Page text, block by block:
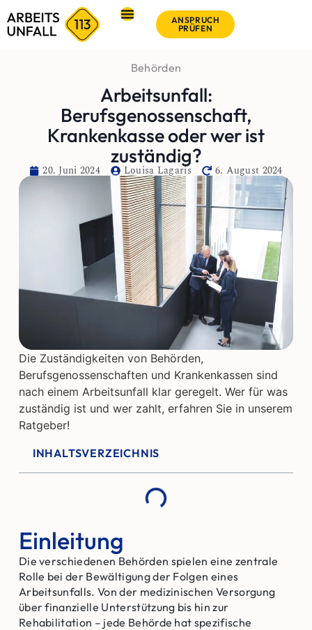
ANSPRUCH
PRÜFEN
Behörden
Arbeitsunfall:
Berufsgenossenschaft,
Krankenkasse oder wer ist
zuständig?
20. Juni 2024 Louisa Lagaris 6. August 2024
Die Zuständigkeiten von Behörden,
Berufsgenossenschaften und Krankenkassen sind
nach einem Arbeitsunfall klar geregelt. Wer für was
zuständig ist und wer zahlt, erfahren Sie in unserem
Ratgeber!
INHALTSVERZEICHNIS
Einleitung
Die verschiedenen Behörden spielen eine zentrale
Rolle bei der Bewältigung der Folgen eines
Arbeitsunfalls. Von der medizinischen Versorgung
über finanzielle Unterstützung bis hin zur
Rehabilitation – jede Behörde hat spezifische